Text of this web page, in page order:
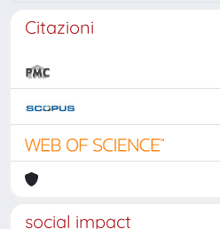
Citazioni
social impact